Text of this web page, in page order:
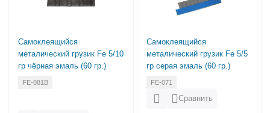
Самоклеящийся
металический грузик Fe 5/10
гр чёрная эмаль (60 гр.)
FE-081B
Самоклеящийся
металический грузик Fe 5/5
гр серая эмаль (60 гр.)
FE-071
Сравнить